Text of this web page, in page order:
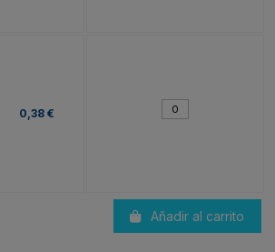
0,38 €
Añadir al carrito